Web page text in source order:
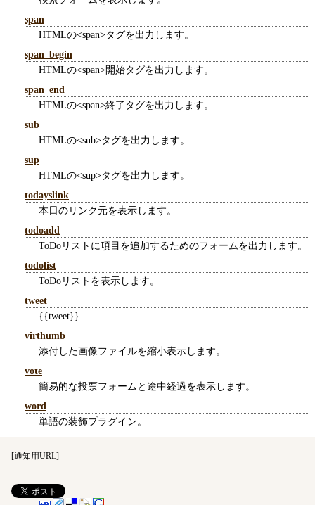
span
HTMLの<span>タグを出力します。
span_begin
HTMLの<span>開始タグを出力します。
span_end
HTMLの<span>終了タグを出力します。
sub
HTMLの<sub>タグを出力します。
sup
HTMLの<sup>タグを出力します。
todayslink
本日のリンク元を表示します。
todoadd
ToDoリストに項目を追加するためのフォームを出力します。
todolist
ToDoリストを表示します。
tweet
{{tweet}}
virthumb
添付した画像ファイルを縮小表示します。
vote
簡易的な投票フォームと途中経過を表示します。
word
単語の装飾プラグイン。
[通知用URL]